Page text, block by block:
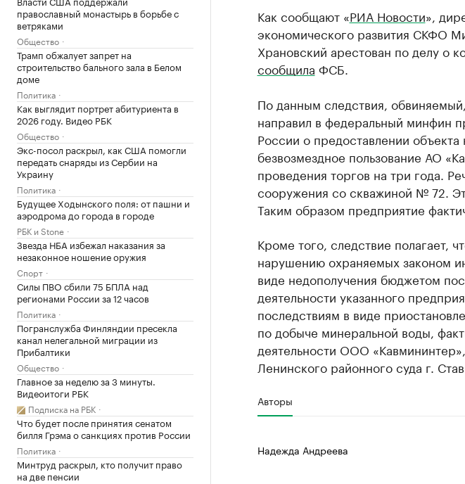
православный монастырь в борьбе с
ветряками
Общество
Трамп обжалует запрет на
строительство бального зала в Белом
доме
Политика
Как выглядит портрет абитуриента в
2026 году. Видео РБК
Общество
Экс-посол раскрыл, как США помогли
передать снаряды из Сербии на
Украину
Политика
Будущее Ходынского поля: от пашни и
аэродрома до города в городе
РБК и Stone
Звезда НБА избежал наказания за
незаконное ношение оружия
Спорт
Силы ПВО сбили 75 БПЛА над
регионами России за 12 часов
Политика
Погранслужба Финляндии пресекла
канал нелегальной миграции из
Прибалтики
Общество
Главное за неделю за 3 минуты.
Видеоитоги РБК
Подписка на РБК
Что будет после принятия сенатом
билля Грэма о санкциях против России
Политика
Минтруд раскрыл, кто получит право
на две пенсии
Как сообщают «РИА Новости»,
экономического развития СКФО
Храновский арестован по делу о
сообщила ФСБ.
По данным следствия,
направил в федеральный минфин
России о предоставлении
безвозмездное пользование АО
проведения торгов на три года.
сооружения со скважиной № 72.
Таким образом предприятие
Кроме того, следствие полагает,
нарушению охраняемых законом
виде недополучения бюджетом
деятельности указанного
последствиям в виде
по добыче минеральной воды,
деятельности ООО
Ленинского районного суда г.
Авторы
Надежда Андреева